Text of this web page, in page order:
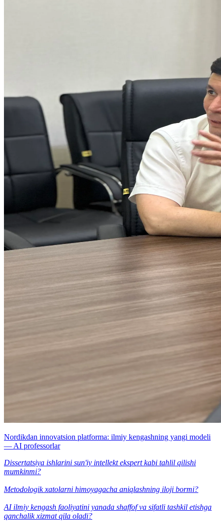
Nordikdan innovatsion platforma: ilmiy kengashning yangi modeli
— AI professorlar
Dissertatsiya ishlarini sun'iy intellekt ekspert kabi tahlil qilishi
mumkinmi?
Metodologik xatolarni himoyagacha aniqlashning iloji bormi?
AI ilmiy kengash faoliyatini yanada shaffof va sifatli tashkil etishga
qanchalik xizmat qila oladi?